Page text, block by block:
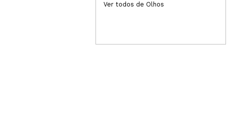
15,99€
Ver todos de Olhos